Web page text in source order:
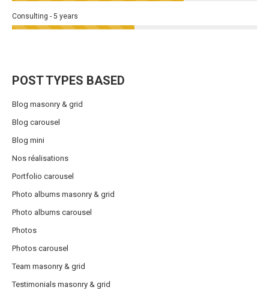
Consulting - 5 years
POST TYPES BASED
Blog masonry & grid
Blog carousel
Blog mini
Nos réalisations
Portfolio carousel
Photo albums masonry & grid
Photo albums carousel
Photos
Photos carousel
Team masonry & grid
Testimonials masonry & grid